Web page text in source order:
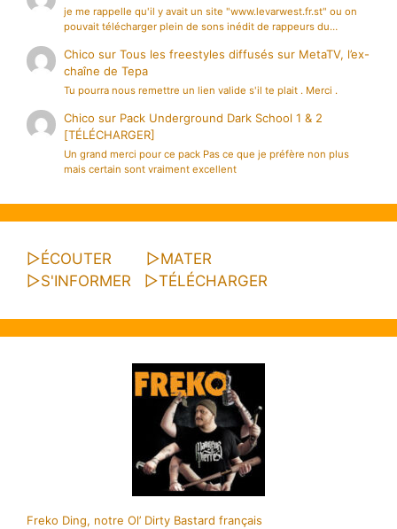
je me rappelle qu'il y avait un site "www.levarwest.fr.st" ou on
pouvait télécharger plein de sons inédit de rappeurs du…
Chico surTous les freestyles diffusés sur MetaTV, l’ex-
chaîne de Tepa
Tu pourra nous remettre un lien valide s'il te plait . Merci .
Chico sur Pack Underground Dark School 1 & 2
[TÉLÉCHARGER]
Un grand merci pour ce pack Pas ce que je préfère non plus
mais certain sont vraiment excellent
▷ÉCOUTER ▷MATER
▷S'INFORMER ▷TÉLÉCHARGER
Freko Ding, notre Ol’ Dirty Bastard français